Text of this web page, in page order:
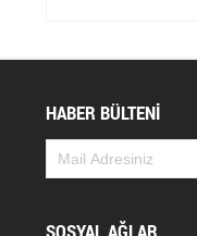
HABER BÜLTENİ